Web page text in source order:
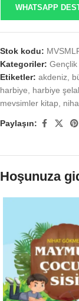
WHATSAPP
Stok kodu:
Kategoriler: Gençlik
Etiketler: akdeniz
harbiye
harbiye
mevsimler kitap
Paylaşın:
Hoşunuza